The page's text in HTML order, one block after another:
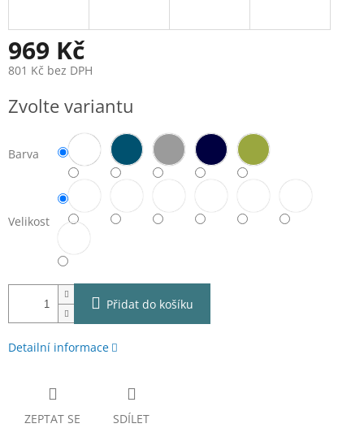
969 Kč
801 Kč bez DPH
cena:
Zvolte variantu
Barva
Velikost
Přidat do košíku
Detailní informace
ZEPTAT SE SDÍLET